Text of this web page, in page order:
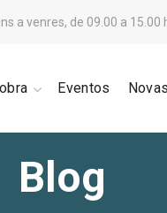
a venres, de 09.00 a 15.00
Eventos Novas
Blog